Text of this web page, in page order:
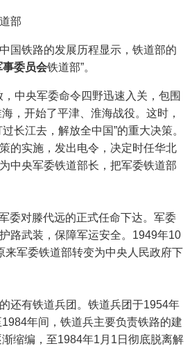
部
国铁路的发展历程显示，铁道部的
事委员会铁道部”。
中央军委命令四野迅速入关，包围
，开始了平津、淮海战役。这时，
长江去，解放全中国”的重大决策。
的实施，发出电令，决定时任华北
中央军委铁道部长，把军委铁道部
委对滕代远的正式任命下达。军委
路武装，保障军运安全。1949年10
来军委铁道部转变为中央人民政府下
还有铁道兵团。铁道兵团于1954年
年间，铁道兵主要负责铁路的建
缩编，至1984年1月1日彻底脱离解